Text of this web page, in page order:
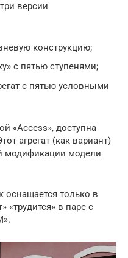
версии
конструкцию;
с пятью ступенями;
с пятью условными
«Access», доступна
агрегат (как вариант)
модификации модели
оснащается только в
«трудится» в паре с